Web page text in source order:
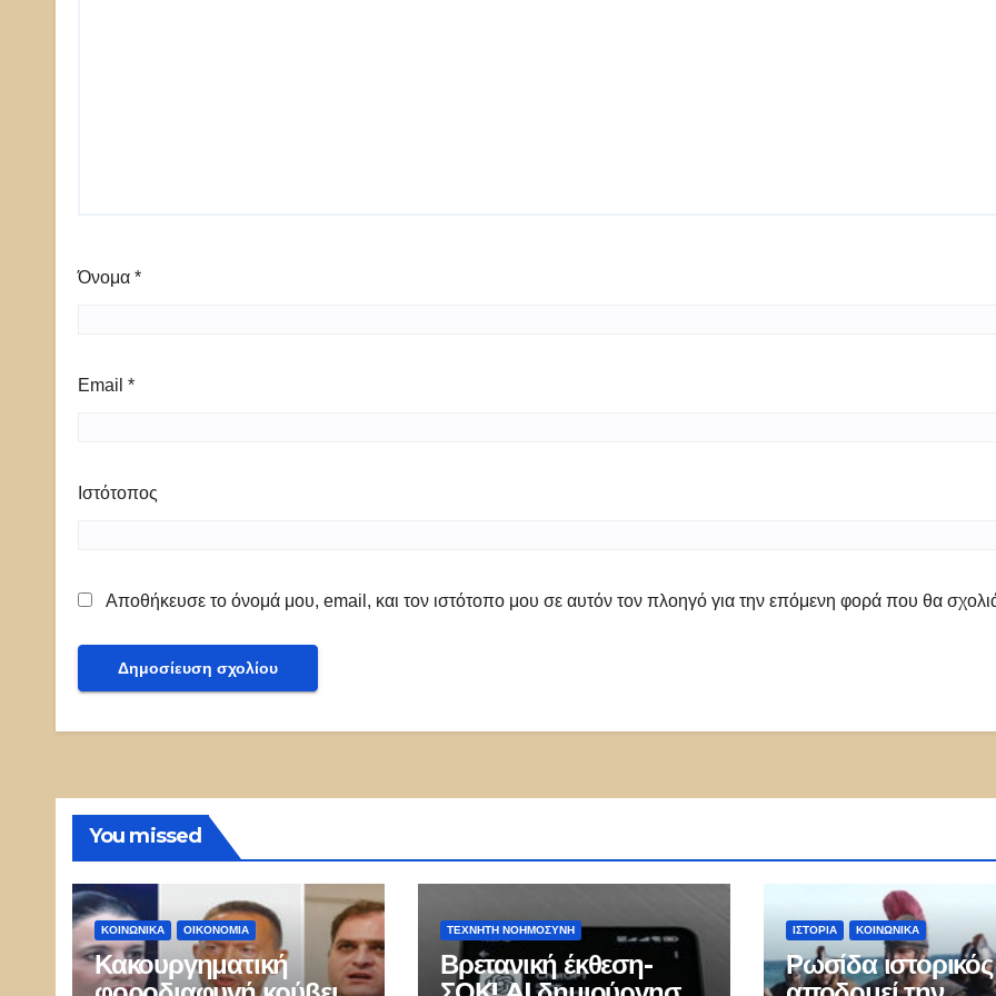
Όνομα *
Email *
Ιστότοπος
Αποθήκευσε το όνομά μου, email, και τον ιστότοπο μου σε αυτόν τον πλοηγό για την επόμενη φορά που θα
You missed
ΚΟΙΝΩΝΙΚΑ ΟΙΚΟΝΟΜΙΑ
Κακουργηματική
ΤΕΧΝΗΤΉ ΝΟΗΜΟΣΎΝΗ
Βρετανική έκθεση-
ΙΣΤΟΡΊΑ ΚΟΙΝΩΝΙΚΑ
Ρωσίδα ιστορικός